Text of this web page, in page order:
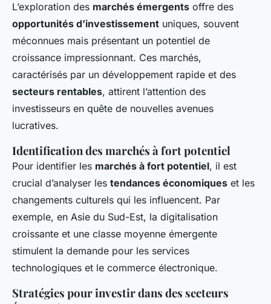
L’exploration des marchés émergents offre des
opportunités d’investissement uniques, souvent
méconnues mais présentant un potentiel de
croissance impressionnant. Ces marchés,
caractérisés par un développement rapide et des
secteurs rentables, attirent l’attention des
investisseurs en quête de nouvelles avenues
lucratives.
Identification des marchés à fort potentiel
Pour identifier les marchés à fort potentiel, il est
crucial d’analyser les tendances économiques et les
changements culturels qui les influencent. Par
exemple, en Asie du Sud-Est, la digitalisation
croissante et une classe moyenne émergente
stimulent la demande pour les services
technologiques et le commerce électronique.
Stratégies pour investir dans des secteurs